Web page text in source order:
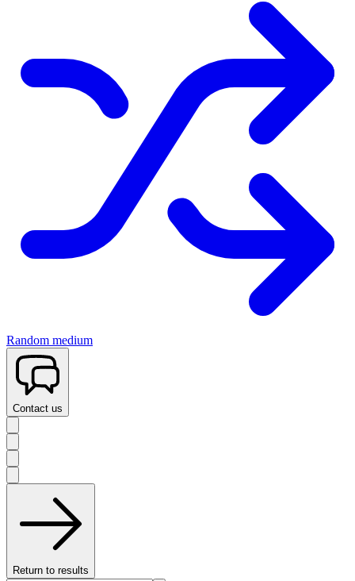
Random medium
Contact us
Return to results